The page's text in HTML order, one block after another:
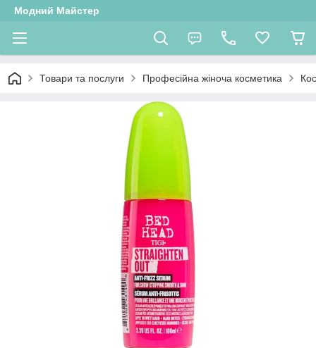
Модний Майстер
Товари та послуги Професійна жіноча косметика